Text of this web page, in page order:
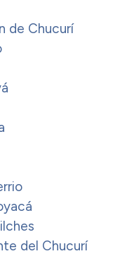
de Chucurí
del Chucurí